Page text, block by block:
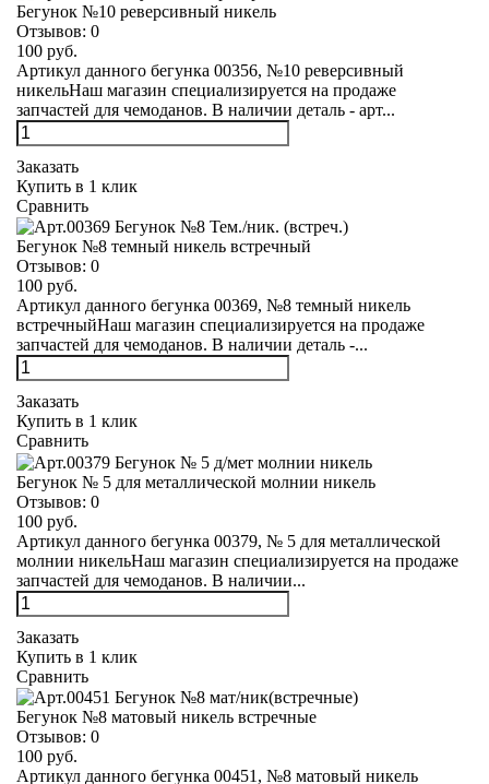
Бегунок №10 реверсивный никель
Отзывов: 0
100 руб.
Артикул данного бегунка 00356, №10 реверсивный
никельНаш магазин специализируется на продаже
запчастей для чемоданов. В наличии деталь - арт...
Заказать
Купить в 1 клик
Сравнить
Бегунок №8 темный никель встречный
Отзывов: 0
100 руб.
Артикул данного бегунка 00369, №8 темный никель
встречныйНаш магазин специализируется на продаже
запчастей для чемоданов. В наличии деталь -...
Заказать
Купить в 1 клик
Сравнить
Бегунок № 5 для металлической молнии никель
Отзывов: 0
100 руб.
Артикул данного бегунка 00379, № 5 для металлической
молнии никельНаш магазин специализируется на продаже
запчастей для чемоданов. В наличии...
Заказать
Купить в 1 клик
Сравнить
Бегунок №8 матовый никель встречные
Отзывов: 0
100 руб.
Артикул данного бегунка 00451, №8 матовый никель